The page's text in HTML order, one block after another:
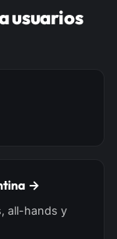
usuarios
→
all-hands y